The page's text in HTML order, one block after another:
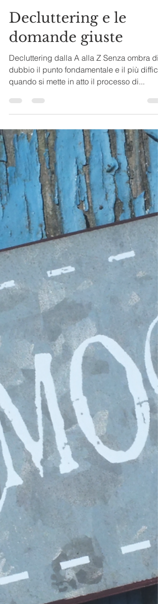
TiRiordino Professional Organizer
26 lug 2024
Tempo di lettura: 3 min
Decluttering e le
domande giuste
Decluttering dalla A alla Z Senza ombra di
dubbio il punto fondamentale e il più